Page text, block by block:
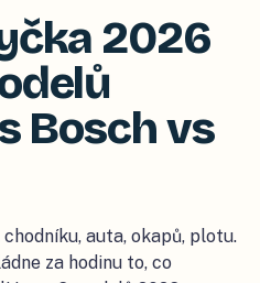
2026
Bosch vs
auta, okapů, plotu.
za hodinu to, co